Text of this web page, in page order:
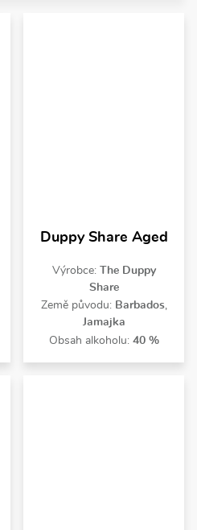
Duppy Share Aged
Výrobce: The Duppy
Share
Země původu: Barbados,
Jamajka
Obsah alkoholu: 40 %